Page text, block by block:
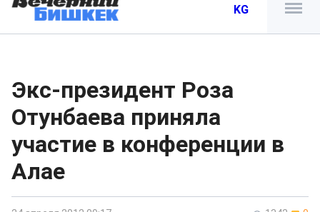
KG
Экс-президент Роза
Отунбаева приняла
участие в конференции в
Алае